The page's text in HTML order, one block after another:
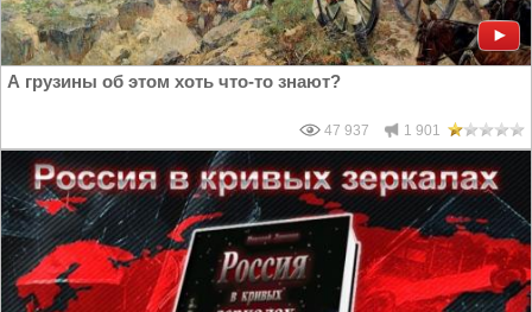
А грузины об этом хоть что-то знают?
47 937 1 901